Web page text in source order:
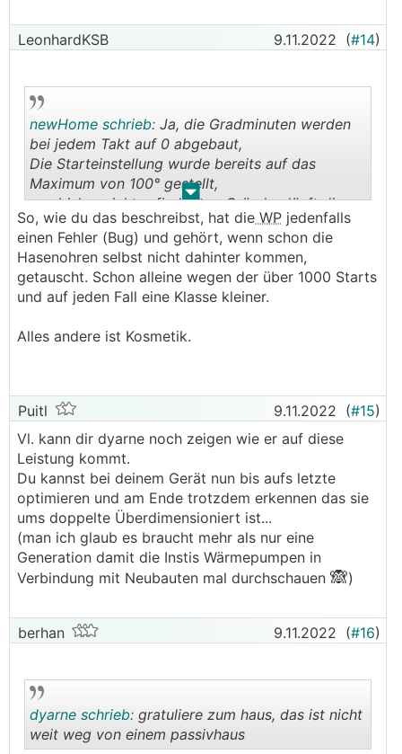
LeonhardKSB 9.11.2022 (#14)
. .
newHome schrieb: Ja, die Gradminuten werden
bei jedem Takt auf 0 abgebaut,
Die Starteinstellung wurde bereits auf das
Maximum von 100° gestellt,
aus bisher nicht erfindlichen Gründen läuft die
Anlage allerdings schon immer um die 55° los.
Ist dann eben im nu wieder auf 0 und schaltet
wieder ab.
Hierzu wurde schon ein möglicher Platinentausch
der Steuerung in den Raum gestellt.
So, wie du das beschreibst, hat die WP jedenfalls
einen Fehler (Bug) und gehört, wenn schon die
Hasenohren selbst nicht dahinter kommen,
getauscht. Schon alleine wegen der über 1000 Starts
und auf jeden Fall eine Klasse kleiner.
Alles andere ist Kosmetik.
Puitl 9.11.2022 (#15)
Vl. kann dir dyarne noch zeigen wie er auf diese
Leistung kommt.
Du kannst bei deinem Gerät nun bis aufs letzte
optimieren und am Ende trotzdem erkennen das sie
ums doppelte Überdimensioniert ist...
(man ich glaub es braucht mehr als nur eine
Generation damit die Instis Wärmepumpen in
Verbindung mit Neubauten mal durchschauen 🙈)
berhan 9.11.2022 (#16)
dyarne schrieb: gratuliere zum haus, das ist nicht
weit weg von einem passivhaus